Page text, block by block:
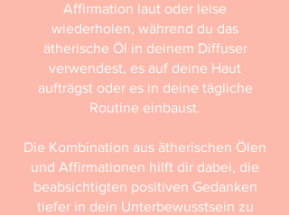
Affirmation laut oder leise
wiederholen, während du das
ätherische Öl in deinem Diffuser
verwendest, es auf deine Haut
aufträgst oder es in deine tägliche
Routine einbaust.
Die Kombination aus ätherischen Ölen
und Affirmationen hilft dir dabei, die
beabsichtigten positiven Gedanken
tiefer in dein Unterbewusstsein zu